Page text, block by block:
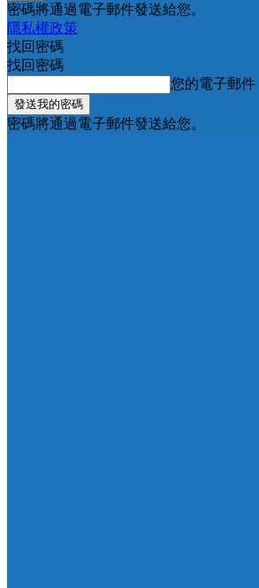
密碼將通過電子郵件發送給您。
隱私權政策
找回密碼
找回密碼
您的電子郵件
密碼將通過電子郵件發送給您。